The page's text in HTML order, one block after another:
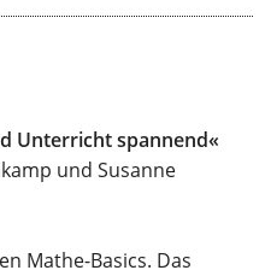
Unterricht spannend«
und Susanne
Mathe-Basics. Das